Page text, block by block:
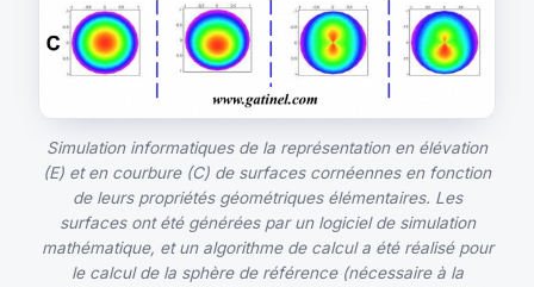
Simulation informatiques de la représentation en élévation
(E) et en courbure (C) de surfaces cornéennes en fonction
de leurs propriétés géométriques élémentaires. Les
surfaces ont été générées par un logiciel de simulation
mathématique, et un algorithme de calcul a été réalisé pour
le calcul de la sphère de référence (nécessaire à la